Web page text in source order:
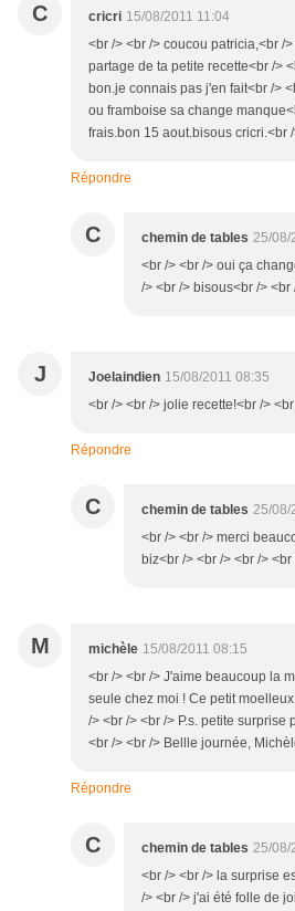
C cricri 15/08/2011 11:04
<br /> <br /> coucou patricia,<br /
partage de ta petite recette<br />
bon.je connais pas j'en fait<br />
ou framboise sa change
frais.bon 15 aout.bisous cricri.<br
Répondre
C chemin de tables 25/08/
<br /> <br /> oui ça
/> <br /> bisous<br /> <br
J Joelaindien 15/08/2011 08:35
<br /> <br /> jolie recette!<br />
Répondre
C chemin de tables 25/08/
<br /> <br /> merci
biz<br /> <br /> <br /> <br
M michèle 15/08/2011 08:15
<br /> <br /> J'aime beaucoup la
seule chez moi ! Ce petit
/> <br /> <br /> P.s. petite
<br /> <br /> Bellle journée,
Répondre
C chemin de tables 25/08/
<br /> <br /> la surprise
/> <br /> j'ai été folle de